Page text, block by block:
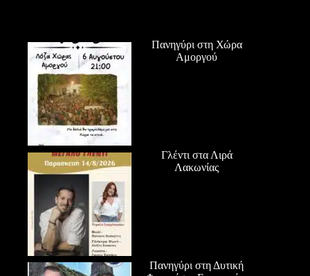
Πανηγύρι στη Χώρα
Αμοργού
Γλέντι στα Λιρά
Λακωνίας
Πανηγύρι στη Δυτική